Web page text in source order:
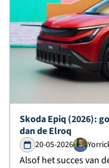
Lees verder over
Skoda Epiq (2026):
dan de Elroq
20-05-2026
Alsof het succes van